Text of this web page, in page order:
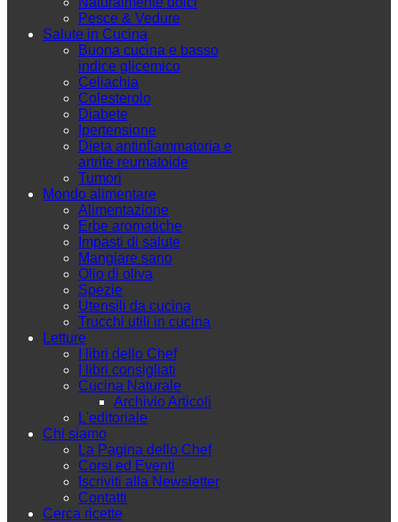
Pesce & Vedure
Salute in Cucina
Buona cucina e basso
indice glicemico
Celiachia
Colesterolo
Diabete
Ipertensione
Dieta antinfiammatoria e
artrite reumatoide
Tumori
Mondo alimentare
Alimentazione
Erbe aromatiche
Impasti di salute
Mangiare sano
Olio di oliva
Spezie
Utensili da cucina
Trucchi utili in cucina
Letture
I libri dello Chef
I libri consigliati
Cucina Naturale
Archivio Articoli
L'editoriale
Chi siamo
La Pagina dello Chef
Corsi ed Eventi
Iscriviti alla Newsletter
Contatti
Cerca ricette